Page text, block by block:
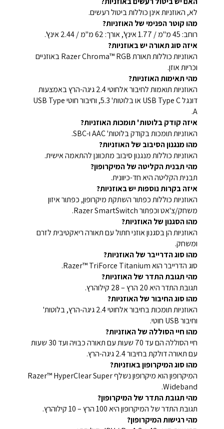
לא, האוזניות אינן כוללות ביטול רעשים.
מהו קוטר הפנימי של האוזניות?
רוחב: 45 מ"מ / 1.77 אינץ', אורך: 62 מ"מ / 2.44 אינץ'.
איזה סוג תאורה יש באוזניות?
האוזניות כוללות תאורת Razer Chroma™ RGB באוזניים
וכריות אוזן.
מהי תאימות האוזניות?
האוזניות תואמות לחיבור אלחוטי 2.4 גיגה-הרץ באמצעות
דונגל USB Type C או בלוטות' 5.3, וחיבור חוטי USB Type
A.
איזה קודק בלוטות' תומכות האוזניות?
האוזניות תומכות בקודק בלוטות' AAC ו-SBC.
מהו מנגנון הסיבוב של האוזניות?
האוזניות כוללות מנגנון סיבוב מתכוונן להתאמה אישית.
מהי תבנית הקליטה של המיקרופון?
תבנית הקליטה היא חד-כיוונית.
איזה בקרות נוספות יש באוזניות?
האוזניות כוללות כפתור השתקת מיקרופון, כפתור איזון
משחק/צ'אט וכפתור Razer SmartSwitch.
מהו הסגנון של האוזניות?
האוזניות הן בסגנון אוזני חתול עם תאורה ריאקטיבית לזרם
ומשחק.
מהו סוג הדרייבר של האוזניות?
סוג הדרייבר הוא Razer™ TriForce Titanium.
מהי תגובת התדר של האוזניות?
תגובת התדר היא 20 הרץ – 28 קילוהרץ.
מהו סוג החיבור של האוזניות?
האוזניות תומכות בחיבור אלחוטי 2.4 גיגה-הרץ, בלוטות'
וחיבור USB חוטי.
מהו חיי הסוללה של האוזניות?
חיי הסוללה הם עד 70 שעות עם תאורה כבויה ועד 30 שעות
עם תאורה דולקת בחיבור 2.4 גיגה-הרץ.
מהו סוג המיקרופון באוזניות?
המיקרופון הוא מיקרופון נשלף Razer™ HyperClear Super
Wideband.
מהי תגובת התדר של המיקרופון?
תגובת התדר של המיקרופון היא 100 הרץ – 10 קילוהרץ.
מהי רגישות המיקרופון?